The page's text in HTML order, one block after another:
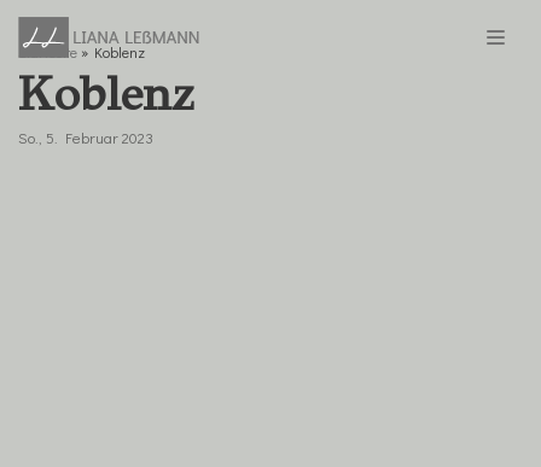
Zum
Inhalt
Startseite » Koblenz
Koblenz
So., 5. Februar 2023